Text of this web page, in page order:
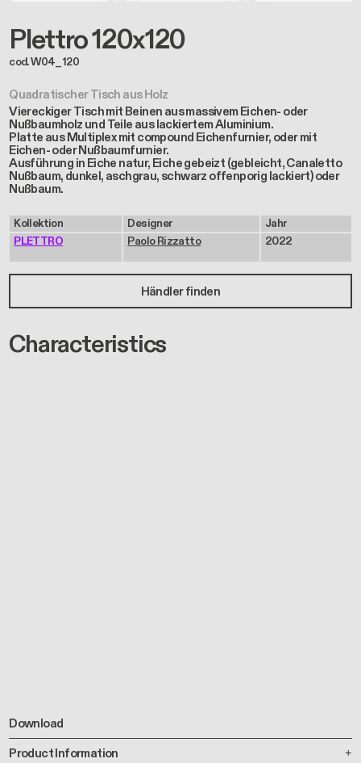
Plettro 120x120
cod. W04_120
Quadratischer Tisch aus Holz
Viereckiger Tisch mit Beinen aus massivem Eichen- oder
Nußbaumholz und Teile aus lackiertem Aluminium.
Platte aus Multiplex mit compound Eichenfurnier, oder mit
Eichen- oder Nußbaumfurnier.
Ausführung in Eiche natur, Eiche gebeizt (gebleicht, Canaletto
Nußbaum, dunkel, aschgrau, schwarz offenporig lackiert) oder
Nußbaum.
Kollektion
PLETTRO
Designer
Paolo Rizzatto
Jahr
2022
Händler finden
Characteristics
Download
Product Information